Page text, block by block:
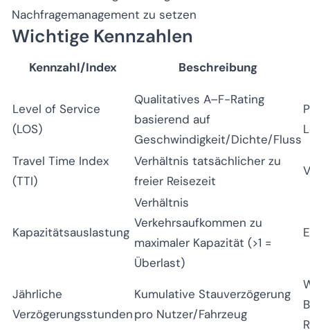
Nachfragemanagement zu setzen
Wichtige Kennzahlen
Kennzahl/Index Beschreibung
Level of Service
(LOS)
Qualitatives A–F-Rating
basierend auf
Geschwindigkeit/Dichte/Fluss
Travel Time Index
(TTI)
Verhältnis tatsächlicher zu
freier Reisezeit
Kapazitätsauslastung
Verhältnis
Verkehrsaufkommen zu
maximaler Kapazität (>1 =
Überlast)
Jährliche
Verzögerungsstunden
Kumulative Stauverzögerung
pro Nutzer/Fahrzeug